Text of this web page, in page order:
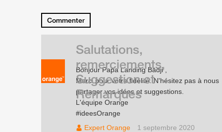
Commenter
Bonjour Papa Landing Badji ,
Merci pour votre fidélité. N'hésitez pas à nous
partager vos idées et suggestions.
L'équipe Orange
#ideesOrange
Expert Orange
1 septembre 2020
Salutations,
remerciements,
Suggestion et
Remarques